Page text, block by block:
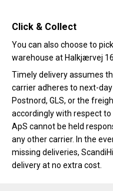
Click & Collect
You can also choose to
warehouse at Halkjærvej
Timely delivery assumes
carrier adheres to next-
Postnord, GLS, or the
accordingly with respect to
ApS cannot be held
any other carrier. In the
missing deliveries,
delivery at no extra cost.